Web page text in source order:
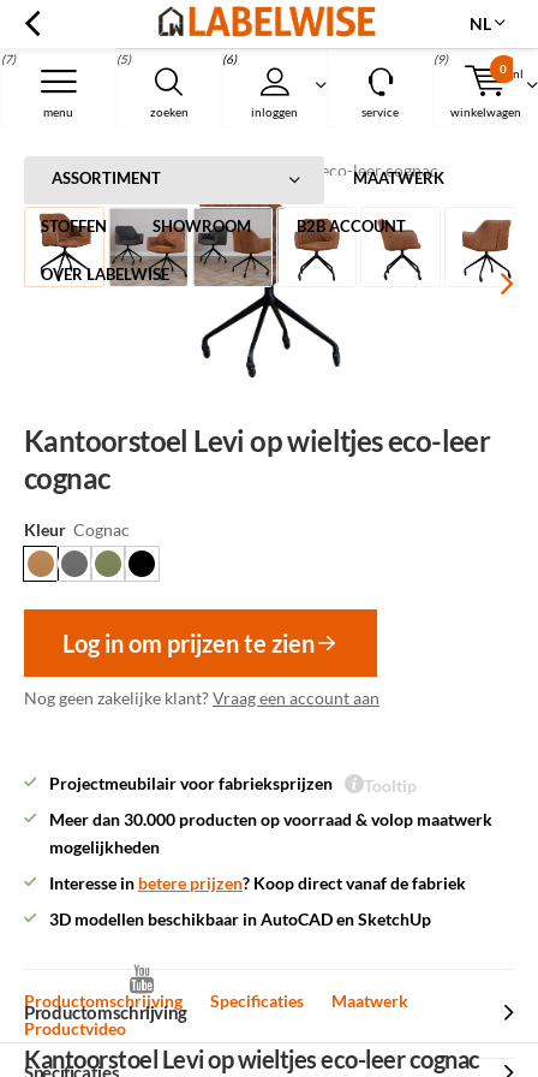
nl
zoeken
(5)
inloggen
(6)
menu
(7)
service winkelwagen
0
(9)
Menu
NL
ASSORTIMENT MAATWERK
STOFFEN SHOWROOM B2B ACCOUNT
OVER LABELWISE
Home Kantoorstoel Levi op wieltjes eco-leer cognac
Kantoorstoel Levi op wieltjes eco-leer
cognac
Kleur Cognac
Log in om prijzen te zien
Nog geen zakelijke klant?Vraag een account aan
Projectmeubilair voor fabrieksprijzen
Tooltip
Meer dan 30.000 producten op voorraad & volop maatwerk
mogelijkheden
Interesse in betere prijzen? Koop direct vanaf de fabriek
3D modellen beschikbaar in AutoCAD en SketchUp
Productomschrijving Specificaties
Maatwerk
Productvideo
Productomschrijving
Kantoorstoel Levi op wieltjes eco-leer cognac
Specificaties